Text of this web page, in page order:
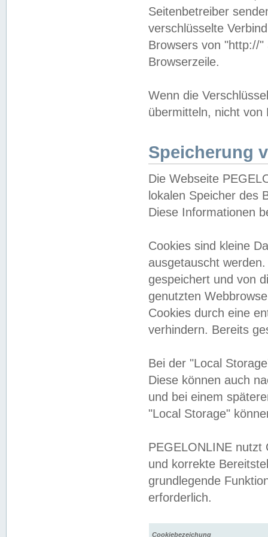
Seitenbetreiber
verschlüsselte
Browsers von "http://
Browserzeile.
Wenn die
übermitteln, nicht von
Speicherung
Die Webseite
lokalen Speicher des
Diese Informationen
Cookies sind kleine
ausgetauscht
gespeichert und von
genutzten
Cookies durch eine
verhindern. Bereits
Bei der "Local
Diese können auch
und bei einem
"Local Storage"
PEGELONLINE nutzt
und korrekte
grundlegende
erforderlich.
Cookiebezeichung